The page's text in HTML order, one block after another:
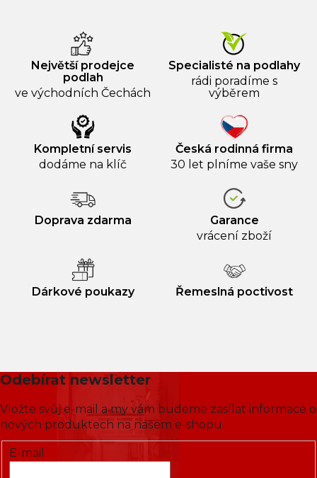
Největší prodejce
podlah
ve východních Čechách
Specialisté na podlahy
rádi poradíme s
výběrem
Kompletní servis
dodáme na klíč
Česká rodinná firma
30 let plníme vaše sny
Doprava zdarma
Garance
vrácení zboží
Dárkové poukazy Řemeslná poctivost
Odebírat newsletter
Vložte svůj e-mail a my vám budeme zasílat informace o
nových produktech na našem e-shopu.
E-mail